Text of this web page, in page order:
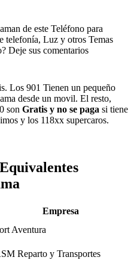
de este Teléfono para
telefonía, Luz y otros Temas
Deje sus comentarios
Los 901 Tienen un pequeño
desde un movil. El resto,
son Gratis y no se paga si tiene
y los 118xx supercaros.
Empresa
Aventura
Reparto y Transportes